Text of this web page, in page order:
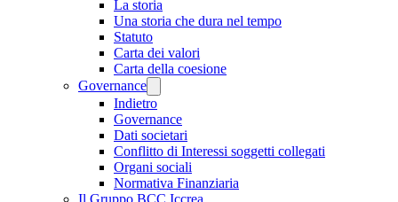
La storia
Una storia che dura nel tempo
Statuto
Carta dei valori
Carta della coesione
Governance
Indietro
Governance
Dati societari
Conflitto di Interessi soggetti collegati
Organi sociali
Normativa Finanziaria
Il Gruppo BCC Iccrea